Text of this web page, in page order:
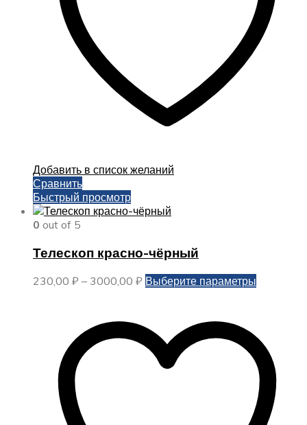
странице
товара.
Добавить в список желаний
Сравнить
Быстрый просмотр
0 out of 5
Телескоп красно-чёрный
230,00 ₽ – 3000,00 ₽ Диапазон
3000,00 ₽
Выберите параметры
вариаций.
Опции
можно
выбрать
на
странице
товара.